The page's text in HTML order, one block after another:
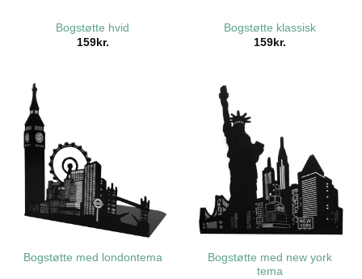
Bogstøtte hvid
159kr.
Bogstøtte klassisk
159kr.
Bogstøtte med londontema
Bogstøtte med new york
tema